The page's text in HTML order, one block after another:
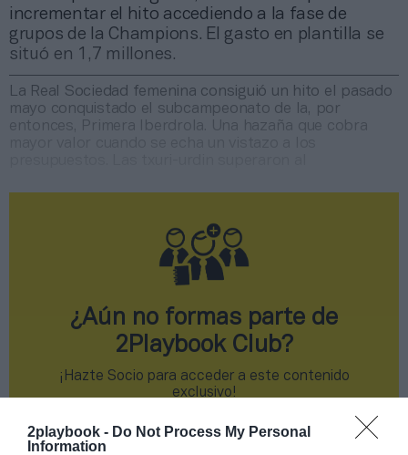
2playbook - Do Not Process My Personal
Information
incrementar el hito accediendo a la fase de
grupos de la Champions. El gasto en plantilla se
situó en 1,7 millones.
La Real Sociedad femenina consiguió un hito el pasado
mayo conquistado el subcampeonato de la, por
entonces, Primera Iberdrola. Una hazaña que cobra
¿Aún no formas parte de
2Playbook Club?
¡Hazte Socio para acceder a este contenido
exclusivo!
¡Suscríbete! Inicia sesión